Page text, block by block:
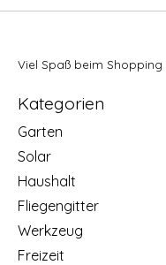
Viel Spaß beim
Kategorien
Garten
Solar
Haushalt
Fliegengitter
Werkzeug
Freizeit